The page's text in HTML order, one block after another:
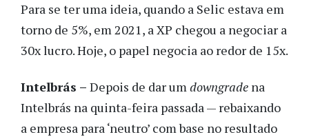
Para se ter uma ideia, quando a Selic estava em
torno de 5%, em 2021, a XP chegou a negociar a
30x lucro. Hoje, o papel negocia ao redor de 15x.
Intelbrás – Depois de dar umdowngrade na
Intelbrás na quinta-feira passada — rebaixando
a empresa para ‘neutro’ com base no resultado